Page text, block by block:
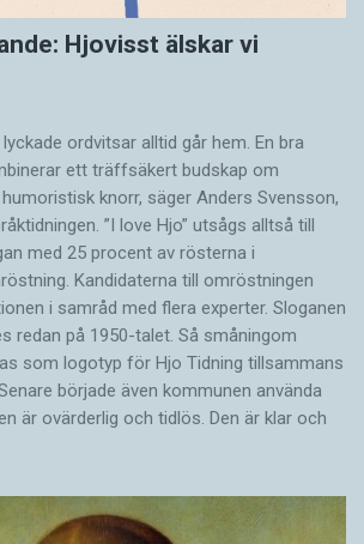
Hjovisst älskar vi
ordvitsar alltid går hem. En bra
ett träffsäkert budskap om
knorr, säger Anders Svensson,
”I love Hjo” utsågs alltså till
med 25 procent av rösterna i
Kandidaterna till omröstningen
i samråd med flera experter. Sloganen
redan på 1950-talet. Så småningom
som logotyp för Hjo Tidning tillsammans
började även kommunen använda
är ovärderlig och tidlös. Den är klar och